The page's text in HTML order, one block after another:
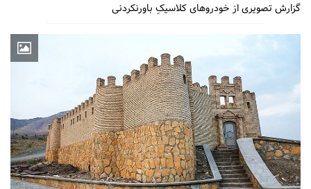
گزارش تصویری از خودروهای کلاسیکِ باورنکردنی